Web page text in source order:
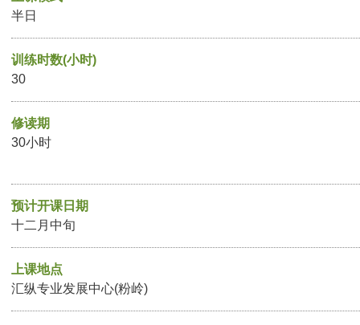
半日
训练时数(小时)
30
修读期
30小时
预计开课日期
十二月中旬
上课地点
汇纵专业发展中心(粉岭)